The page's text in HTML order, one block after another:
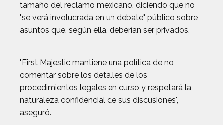
tamaño del reclamo mexicano, diciendo que no
"se verá involucrada en un debate" público sobre
asuntos que, según ella, deberían ser privados.
"First Majestic mantiene una política de no
comentar sobre los detalles de los
procedimientos legales en curso y respetará la
naturaleza confidencial de sus discusiones",
aseguró.